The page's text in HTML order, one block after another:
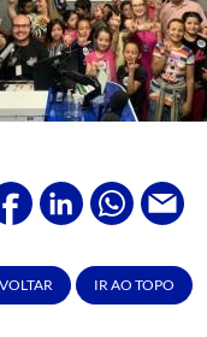
VOLTAR IR AO TOPO